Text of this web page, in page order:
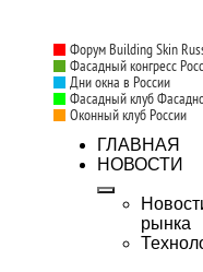
Форум Building Skin
Фасадный конгресс
Дни окна в России
Фасадный клуб
Оконный клуб России
ГЛАВНАЯ
НОВОСТИ
рынка